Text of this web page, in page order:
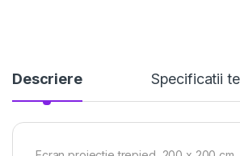
Descriere Specificatii